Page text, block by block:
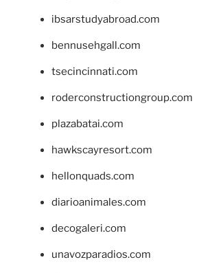
ibsarstudyabroad.com
bennusehgall.com
tsecincinnati.com
roderconstructiongroup.com
plazabatai.com
hawkscayresort.com
hellonquads.com
diarioanimales.com
decogaleri.com
unavozparadios.com